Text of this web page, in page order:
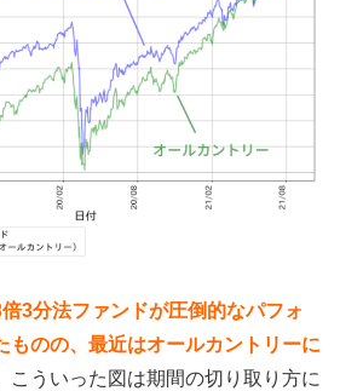
3分法ファンドが圧倒的なパフォ
ものの、最近はオールカントリーに
こういった図は期間の切り取り方に